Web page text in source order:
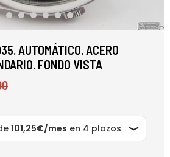
AUTOMÁTICO. ACERO
FONDO VISTA